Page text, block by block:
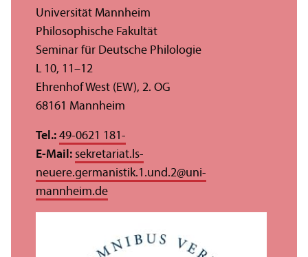
Universität Mannheim
Philosophische Fakultät
Seminar für Deutsche Philologie
L 10, 11–12
Ehrenhof West (EW), 2. OG
68161 Mannheim
Tel.: 49-0621 181-
E-Mail: sekretariat.ls-
neuere.germanistik.1.und.2@uni-
mannheim.de